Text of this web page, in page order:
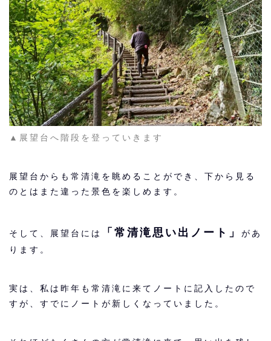
▲展望台へ階段を登っていきます
展望台からも常清滝を眺めることができ、下から見る
のとはまた違った景色を楽しめます。
そして、展望台には 「常清滝思い出ノート」
があ
ります。
実は、私は昨年も常清滝に来てノートに記入したので
すが、すでにノートが新しくなっていました。